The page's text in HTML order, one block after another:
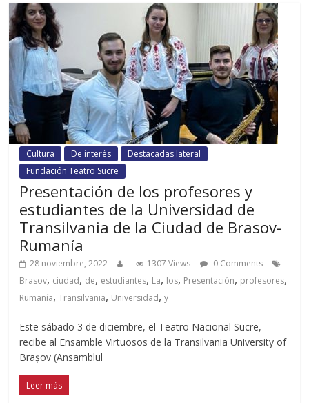
Cultura De interés
Destacadas lateral
Fundación Teatro Sucre
Presentación de los profesores y
estudiantes de la Universidad de
Transilvania de la Ciudad de Brasov-
Rumanía
28 noviembre, 2022 1307 Views
0 Comments
Brasov, ciudad, de, estudiantes, La, los, Presentación, profesores,
Rumanía,Transilvania, Universidad,y
Este sábado 3 de diciembre, el Teatro Nacional Sucre,
recibe al Ensamble Virtuosos de la Transilvania University of
Brașov (Ansamblul
Leer más